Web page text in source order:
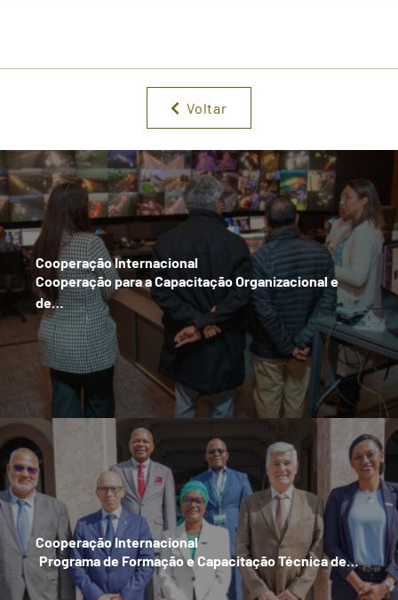
Voltar
Cooperação Internacional
Cooperação para a Capacitação Organizacional e
de…
Cooperação Internacional
Programa de Formação e Capacitação Técnica de…